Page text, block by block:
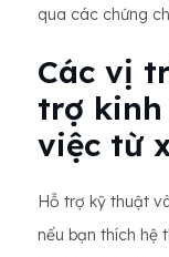
qua các chứng
Các vị
trợ kinh
việc từ
Hỗ trợ kỹ thuật
nếu bạn thích hệ